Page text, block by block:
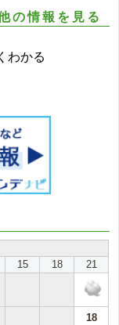
の情報を見る
わかる
15 18 21
18